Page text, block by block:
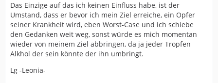
Das Einzige auf das ich keinen Einfluss habe, ist der
Umstand, dass er bevor ich mein Ziel erreiche, ein Opfer
seiner Krankheit wird, eben Worst-Case und ich schiebe
den Gedanken weit weg, sonst würde es mich momentan
wieder von meinem Ziel abbringen, da ja jeder Tropfen
Alkhol der sein könnte der ihn umbringt.
Lg -Leonia-